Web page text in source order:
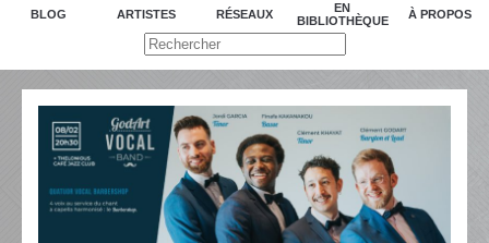
BLOG ARTISTES RÉSEAUX
EN
BIBLIOTHÈQUE
À PROPOS